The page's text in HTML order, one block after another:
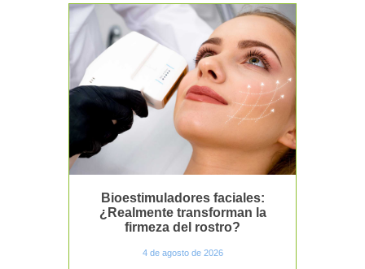
Bioestimuladores faciales:
¿Realmente transforman la
firmeza del rostro?
4 de agosto de 2026